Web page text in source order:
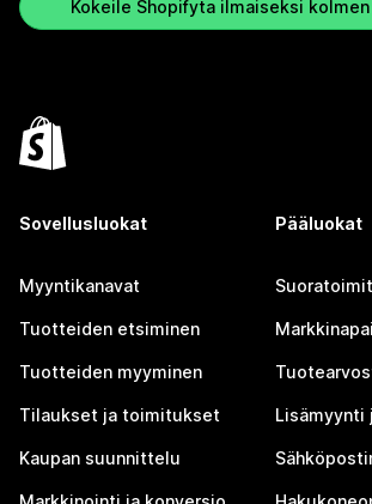
Kokeile Shopifyta ilmaiseksi kolmen
Sovellusluokat
Myyntikanavat
Tuotteiden etsiminen
Tuotteiden myyminen
Tilaukset ja toimitukset
Kaupan suunnittelu
Pääluokat